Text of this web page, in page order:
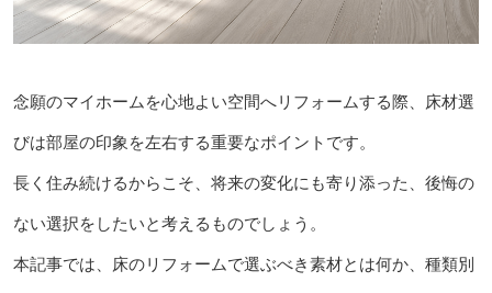
念願のマイホームを心地よい空間へリフォームする際、床材選
びは部屋の印象を左右する重要なポイントです。
長く住み続けるからこそ、将来の変化にも寄り添った、後悔の
ない選択をしたいと考えるものでしょう。
本記事では、床のリフォームで選ぶべき素材とは何か、種類別